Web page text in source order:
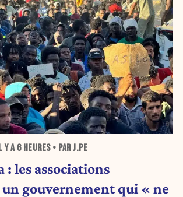
Y A 6 HEURES• PAR J.PE
: les associations
gouvernement qui « ne